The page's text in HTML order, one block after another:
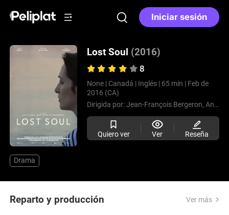
Iniciar sesión
Lost Soul (2016)
8
None | Canadá | Inglés | 65 min | Feb de
2016 (CA)
Dirigida por:Jean-François Bergeron, Anik Jean
Quiero ver Ver Reseña
Drama
Reparto y producción Ver más